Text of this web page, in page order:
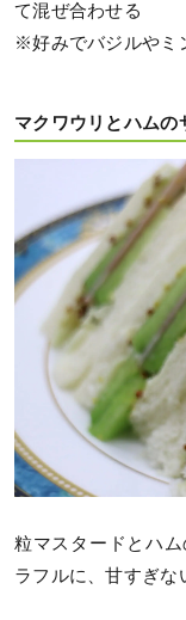
て混ぜ合わせる
※好みでバジルやミ
マクワウリとハムの
粒マスタードとハ
ラフルに、甘すぎな